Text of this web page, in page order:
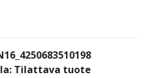
Tilattava tuote